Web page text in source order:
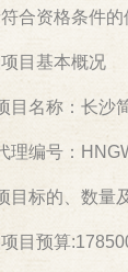
合资格条件的
目基本概况
目名称：长沙
理编号：
目标的、数量
目预算